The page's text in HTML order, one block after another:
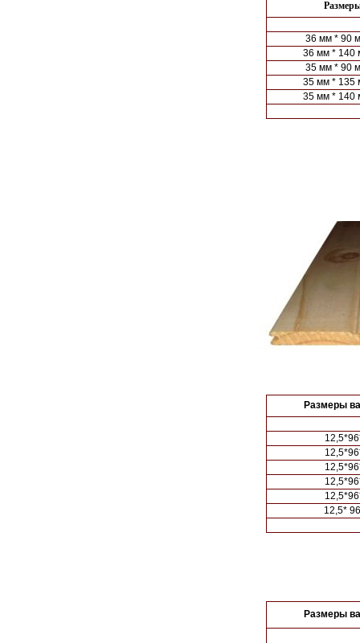
36 мм * 90
36 мм * 140
35 мм * 90
35 мм * 135
35 мм * 140
Размеры
12,5*
Размеры